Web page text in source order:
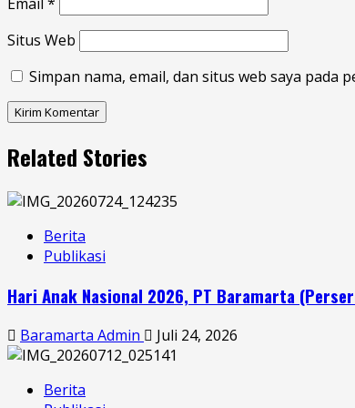
Situs Web
Simpan nama, email, dan situs web saya
Related Stories
Berita
Publikasi
Hari Anak Nasional 2026, PT Baramarta
Baramarta Admin Juli 24, 2026
Berita